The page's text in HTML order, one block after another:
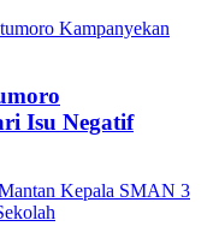
Isu Negatif